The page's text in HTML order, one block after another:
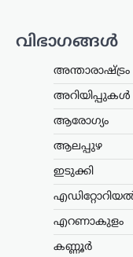
വിഭാഗങ്ങൾ
അന്താരാഷ്ട്രം
അറിയിപ്പുകൾ
ആരോഗ്യം
ആലപ്പുഴ
ഇടുക്കി
എറണാകുളം
കണ്ണൂർ